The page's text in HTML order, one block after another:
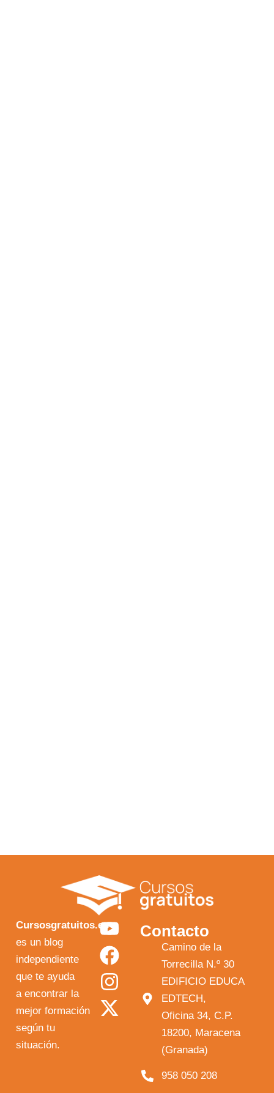
Cursosgratuitos.es
es un blog
independiente
que te ayuda
a encontrar la
mejor formación
según tu
situación.
Y
o
u
t
u
F
a
c
e
b
I
n
s
t
a
X
-
t
w
i
Contacto
Camino de la
Torrecilla N.º 30
EDIFICIO EDUCA
EDTECH,
Oficina 34, C.P.
18200, Maracena
(Granada)
958 050 208